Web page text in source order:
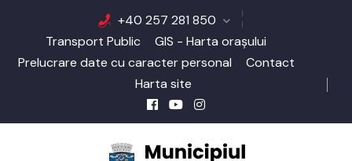
+40 257 281 850
Transport Public
GIS - Harta orașului
Prelucrare date cu caracter personal
Contact
Harta site